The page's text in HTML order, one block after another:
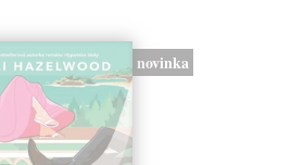
novinka